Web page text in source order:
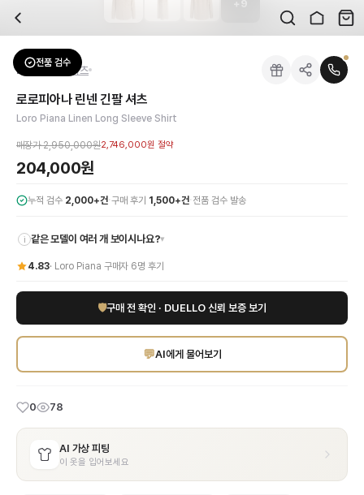
배송은 얼마나 걸리나요?
검수는 어떻게 진행되나요? 검수 사진을 받을 수 있나요?
전문 스태프가 실물 상품을 직접 확인한 후 검수 사진을 제공합니다. 가죽 재질,
교환이나 반품이 가능한가요?
수령 후 7일 이내 신청하시면 상품 하자, 사이즈 불일치, 고객 변심 모두 교환·반
쿠폰과 적립금을 함께 사용할 수 있나요?
네, 쿠폰과 적립금을 결제 시 함께 사용하실 수 있습니다. 적립금은 1,000원 이상
사이즈는 어떻게 선택하나요?
상품 상세의 사이즈 정보를 참고해 선택하시고, 사이즈 선택이 어려우시면 카카오
브랜드:
성별:남성
색상:베이지
가격:204,000 원
로로피아나(Loro Piana)의 장인 정신이 깃든 린넨 긴팔 셔츠로 최상의 편안함과
로로피아나 린넨 긴팔 셔츠
9
전품 검수
Loro Piana 셔츠
로로피아나 린넨 긴팔 셔츠
Loro Piana Linen Long Sleeve Shirt
매장가2,950,000원2,746,000원 절약
204,000원
누적 검수 2,000+건·구매 후기 1,500+건· 전품 검수 발송
i 같은 모델이 여러 개 보이시나요?▾
4.83· Loro Piana 구매자 6명 후기
🛡구매 전 확인 · DUELLO 신뢰 보증 보기
💬AI에게 물어보기
0 78
AI 가상 피팅
이 옷을 입어보세요